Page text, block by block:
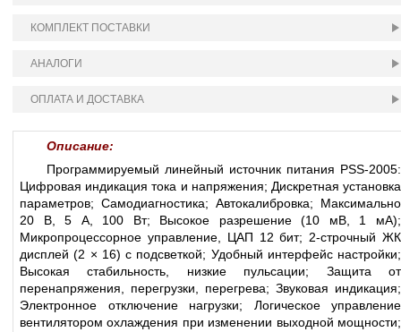
КОМПЛЕКТ ПОСТАВКИ
АНАЛОГИ
ОПЛАТА И ДОСТАВКА
Описание:
Программируемый линейный источник питания PSS-2005:
Цифровая индикация тока и напряжения; Дискретная установка
параметров; Самодиагностика; Автокалибровка; Максимально
20 В, 5 А, 100 Вт; Высокое разрешение (10 мВ, 1 мА);
Микропроцессорное управление, ЦАП 12 бит; 2-строчный ЖК
дисплей (2 × 16) с подсветкой; Удобный интерфейс настройки;
Высокая стабильность, низкие пульсации; Защита от
перенапряжения, перегрузки, перегрева; Звуковая индикация;
Электронное отключение нагрузки; Логическое управление
вентилятором охлаждения при изменении выходной мощности;